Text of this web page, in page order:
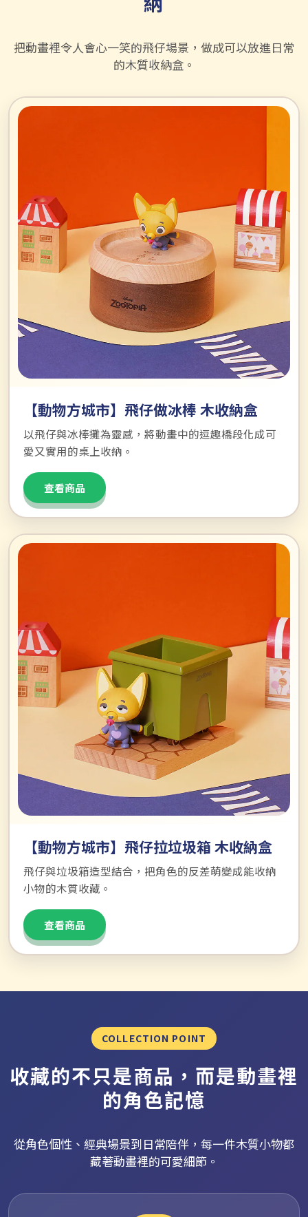
把動畫裡令人會心一笑的飛仔場景，做成可以放進日常
的木質收納盒。
【動物方城市】飛仔做冰棒 木收納盒
以飛仔與冰棒攤為靈感，將動畫中的逗趣橋段化成可
愛又實用的桌上收納。
查看商品
【動物方城市】飛仔拉垃圾箱 木收納盒
飛仔與垃圾箱造型結合，把角色的反差萌變成能收納
小物的木質收藏。
查看商品
COLLECTION POINT
收藏的不只是商品，而是動畫裡
的角色記憶
從角色個性、經典場景到日常陪伴，每一件木質小物都
藏著動畫裡的可愛細節。